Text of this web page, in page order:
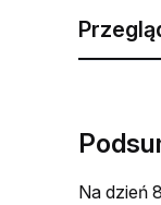
Na dzień